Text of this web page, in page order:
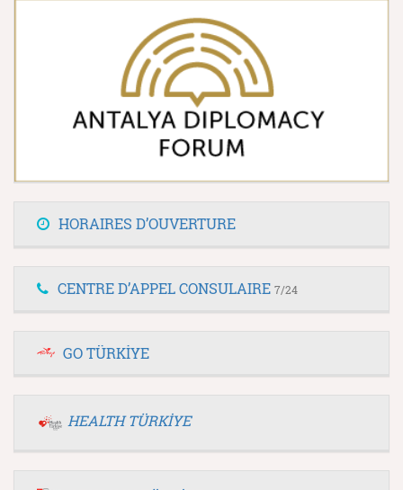
HORAIRES D’OUVERTURE
CENTRE D’APPEL CONSULAIRE 7/24
GO TÜRKİYE
HEALTH TÜRKİYE